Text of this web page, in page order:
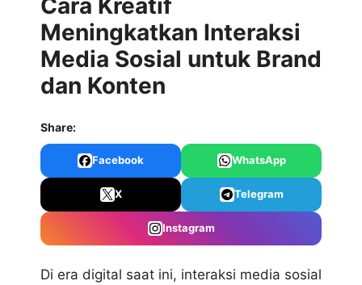
Meningkatkan Interaksi
Media Sosial untuk Brand
dan Konten
Share:
Facebook WhatsApp
X Telegram
Instagram
Di era digital saat ini, interaksi media sosial